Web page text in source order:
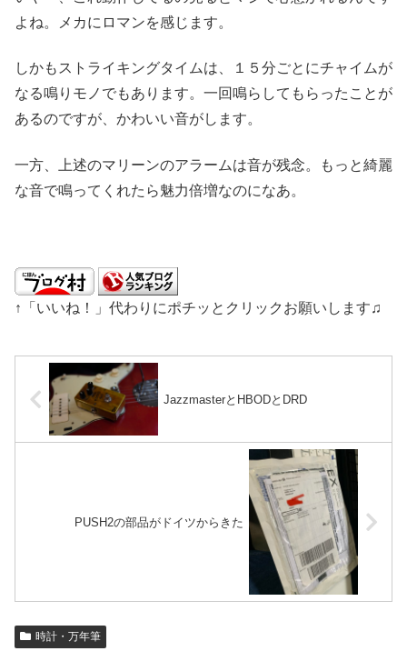
よね。メカにロマンを感じます。
しかもストライキングタイムは、１５分ごとにチャイムが
なる鳴りモノでもあります。一回鳴らしてもらったことが
あるのですが、かわいい音がします。
一方、上述のマリーンのアラームは音が残念。もっと綺麗
な音で鳴ってくれたら魅力倍増なのになあ。
↑「いいね！」代わりにポチッとクリックお願いします♫
JazzmasterとHBODとDRD
PUSH2の部品がドイツからきた
時計・万年筆